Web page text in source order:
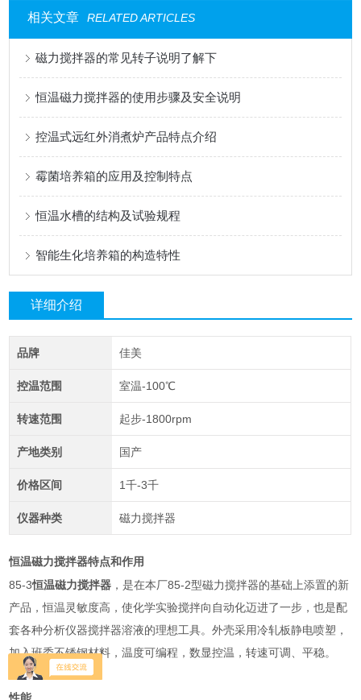
相关文章 RELATED ARTICLES
磁力搅拌器的常见转子说明了解下
恒温磁力搅拌器的使用步骤及安全说明
控温式远红外消煮炉产品特点介绍
霉菌培养箱的应用及控制特点
恒温水槽的结构及试验规程
智能生化培养箱的构造特性
详细介绍
品牌 佳美
控温范围 室温-100℃
转速范围 起步-1800rpm
产地类别 国产
价格区间 1千-3千
仪器种类 磁力搅拌器
恒温磁力搅拌器特点和作用
85-3恒温磁力搅拌器 ，是在本厂85-2型磁力搅拌器的基础上添置的新
产品，恒温灵敏度高，使化学实验搅拌向自动化迈进了一步，也是配
套各种分析仪器搅拌器溶液的理想工具。外壳采用冷轧板静电喷塑，
加入班委不锈钢材料，温度可编程，数显控温，转速可调、平稳。